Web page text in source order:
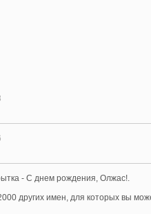
- С днем рождения, Олжас!.
других имен, для которых вы